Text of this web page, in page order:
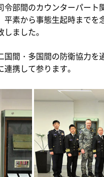
部間のカウンターパート
素から事態生起時までを
ました。
間・多国間の防衛協力を
携して参ります。